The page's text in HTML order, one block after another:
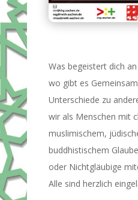
Was begeistert dich
wo gibt es
Unterschiede zu
wir als Menschen mit
muslimischem,
buddhistischem
oder Nichtgläubige
Alle sind herzlich